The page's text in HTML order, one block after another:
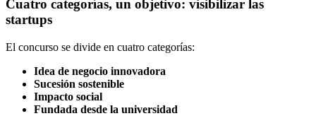
Cuatro categorías, un objetivo: visibilizar las
startups
El concurso se divide en cuatro categorías:
Idea de negocio innovadora
Sucesión sostenible
Impacto social
Fundada desde la universidad